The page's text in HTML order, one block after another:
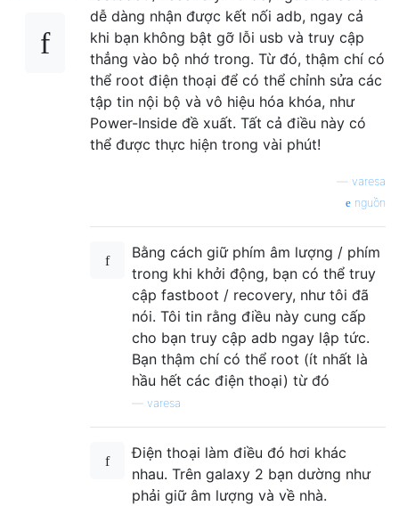
dễ dàng nhận được kết nối adb, ngay cả
khi bạn không bật gỡ lỗi usb và truy cập
thẳng vào bộ nhớ trong. Từ đó, thậm chí có
thể root điện thoại để có thể chỉnh sửa các
tập tin nội bộ và vô hiệu hóa khóa, như
Power-Inside đề xuất. Tất cả điều này có
thể được thực hiện trong vài phút!
varesa
nguồn
Bằng cách giữ phím âm lượng / phím
trong khi khởi động, bạn có thể truy
cập fastboot / recovery, như tôi đã
nói. Tôi tin rằng điều này cung cấp
cho bạn truy cập adb ngay lập tức.
Bạn thậm chí có thể root (ít nhất là
hầu hết các điện thoại) từ đó
varesa
Điện thoại làm điều đó hơi khác
nhau. Trên galaxy 2 bạn dường như
phải giữ âm lượng và về nhà.